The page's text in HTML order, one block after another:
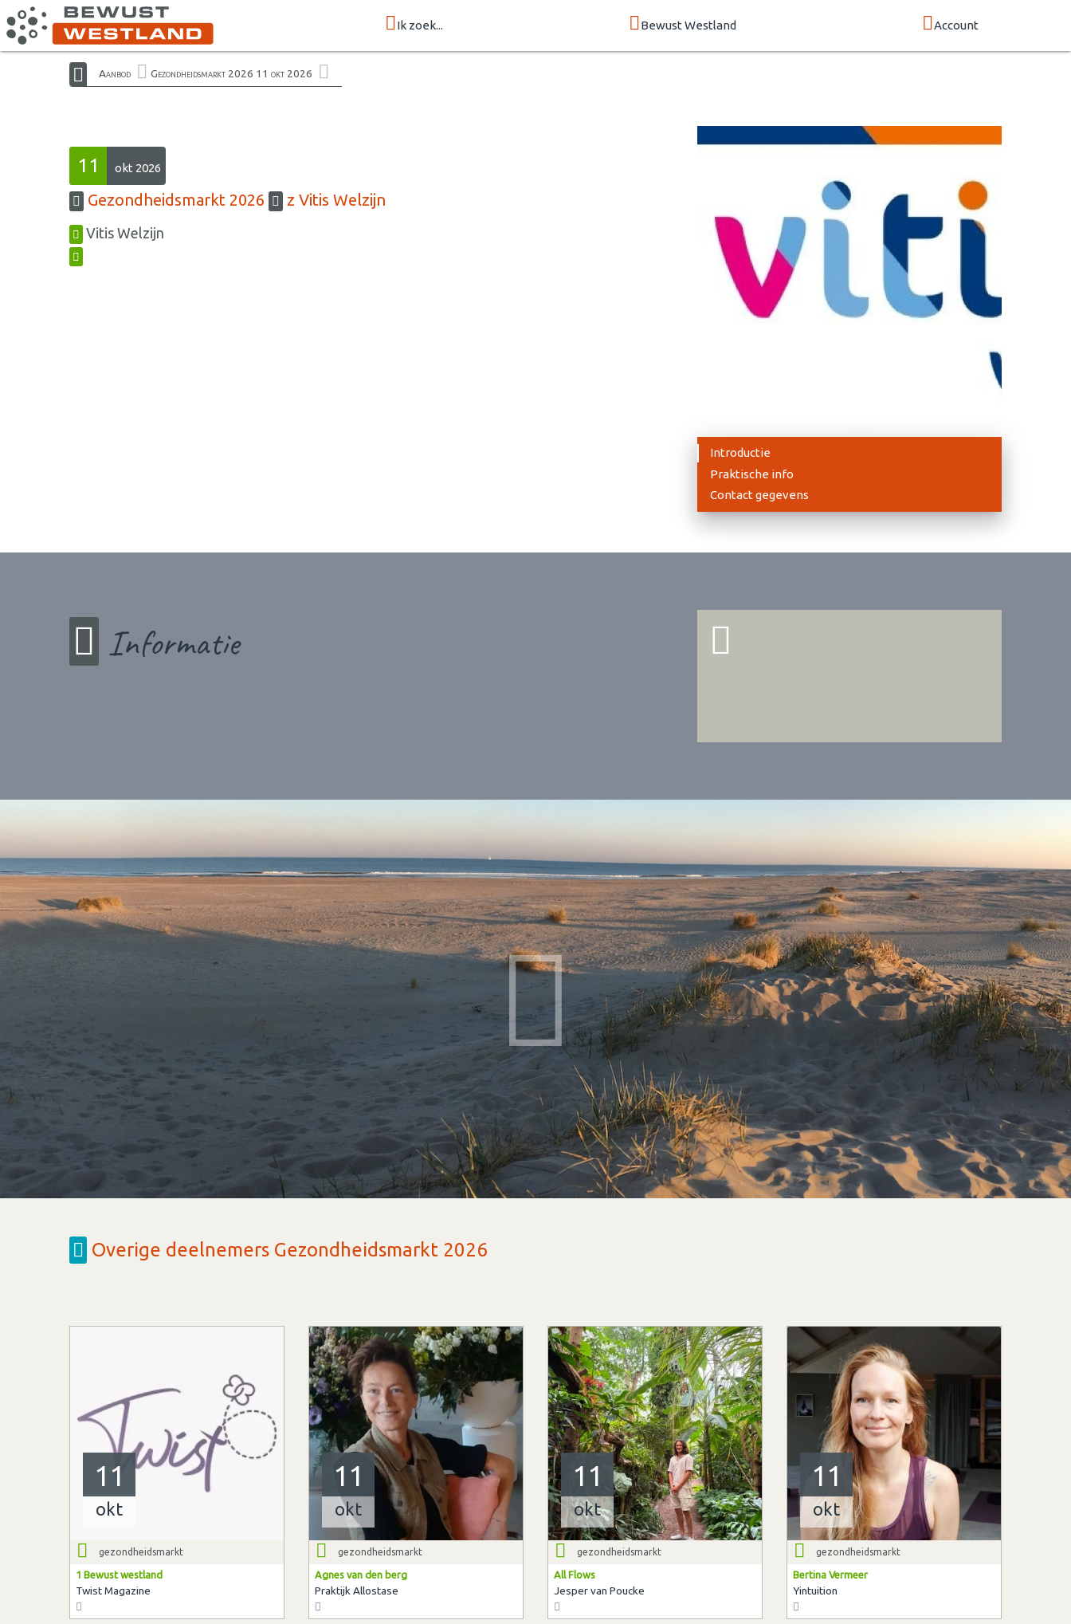
Ik zoek... Bewust Westland Account
Aanbod Gezondheidsmarkt 2026 11 okt 2026
11 okt 2026
Gezondheidsmarkt 2026 z Vitis Welzijn
Vitis Welzijn
Introductie
Praktische info
Contact gegevens
Informatie
Overige deelnemers Gezondheidsmarkt 2026
11
okt
gezondheidsmarkt
1 Bewust westland
Twist Magazine
11
okt
gezondheidsmarkt
Agnes van den berg
Praktijk Allostase
11
okt
gezondheidsmarkt
All Flows
Jesper van Poucke
11
okt
gezondheidsmarkt
Bertina Vermeer
Yintuition